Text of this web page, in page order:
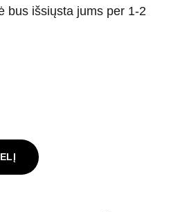
bus išsiųsta jums per 1-2